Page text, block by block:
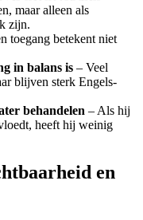
maar alleen als
zijn.
toegang betekent niet
in balans is – Veel
blijven sterk Engels-
behandelen – Als hij
heeft hij weinig
en